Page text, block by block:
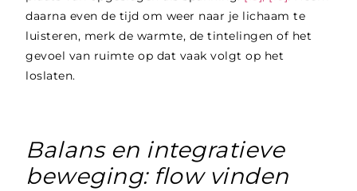
daarna even de tijd om weer naar je lichaam te
luisteren, merk de warmte, de tintelingen of het
gevoel van ruimte op dat vaak volgt op het
loslaten.
Balans en integratieve
beweging: flow vinden